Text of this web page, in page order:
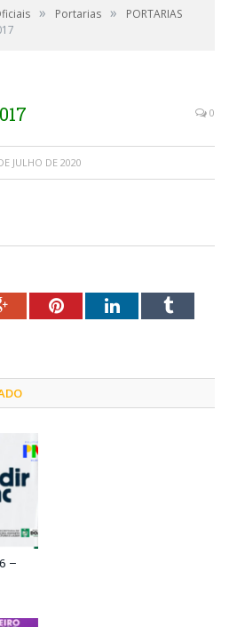
» Portarias »
PORTARIAS
0
JULHO DE 2020
Google+PinterestLinkedInTumblr
–